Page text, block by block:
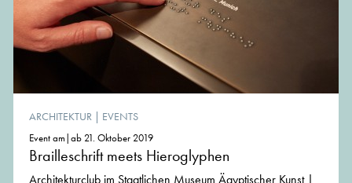
ARCHITEKTUR | EVENTS
Event am|ab 21. Oktober 2019
Brailleschrift meets Hieroglyphen
Architekturclub im Staatlichen Museum Ägyptischer Kunst |